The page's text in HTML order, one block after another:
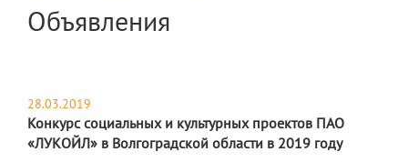
Объявления
28.03.2019
Конкурс социальных и культурных проектов ПАО
«ЛУКОЙЛ» в Волгоградской области в 2019 году